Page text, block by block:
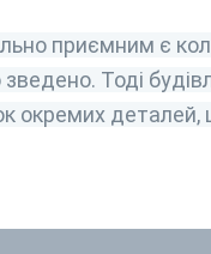
приємним є
Тоді
окремих